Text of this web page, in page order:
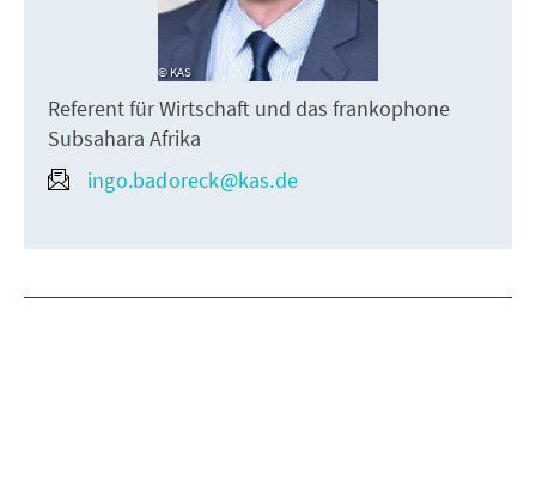
KAS
Referent für Wirtschaft und das frankophone
Subsahara Afrika
ingo.badoreck@kas.de